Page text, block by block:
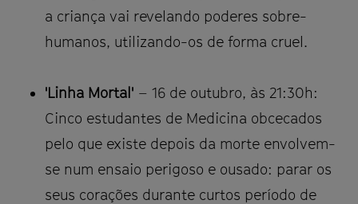
a criança vai revelando poderes sobre-
humanos, utilizando-os de forma cruel.
'Linha Mortal' – 16 de outubro, às 21:30h:
Cinco estudantes de Medicina obcecados
pelo que existe depois da morte envolvem-
se num ensaio perigoso e ousado: parar os
seus corações durante curtos período de